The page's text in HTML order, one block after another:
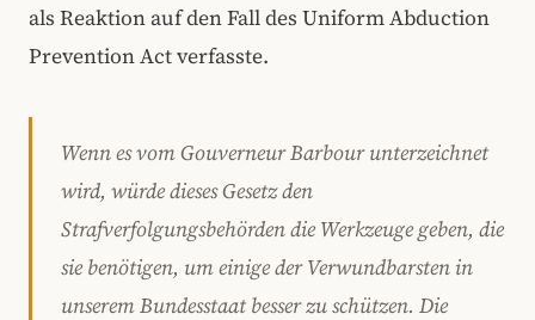
als Reaktion auf den Fall des Uniform Abduction
Prevention Act verfasste.
Wenn es vom Gouverneur Barbour unterzeichnet
wird, würde dieses Gesetz den
Strafverfolgungsbehörden die Werkzeuge geben, die
sie benötigen, um einige der Verwundbarsten in
unserem Bundesstaat besser zu schützen. Die